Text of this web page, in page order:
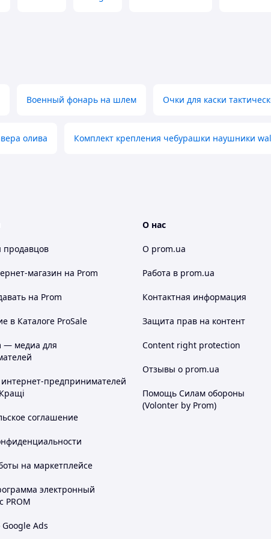
Военный фонарь на шлем Очки для каски
олива Комплект крепления чебурашки наушники
продавцов
магазин на Prom
на Prom
в Каталоге ProSale
— медиа для
предпринимателей
соглашение
на маркетплейсе
электронный
PROM
Google Ads
О нас
О prom.ua
Работа в prom.ua
Контактная информация
Защита прав на контент
Content right protection
Отзывы о prom.ua
Помощь Силам обороны
(Volonter by Prom)